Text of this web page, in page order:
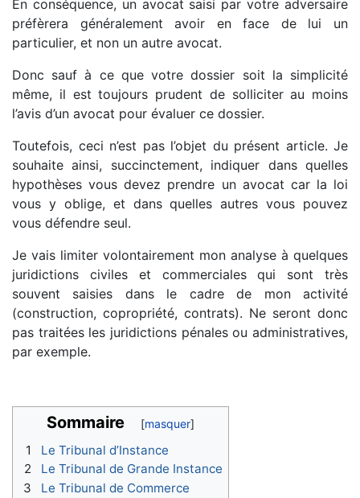
En conséquence, un avocat saisi par votre adversaire
préfèrera généralement avoir en face de lui un
particulier, et non un autre avocat.
Donc sauf à ce que votre dossier soit la simplicité
même, il est toujours prudent de solliciter au moins
l’avis d’un avocat pour évaluer ce dossier.
Toutefois, ceci n’est pas l’objet du présent article. Je
souhaite ainsi, succinctement, indiquer dans quelles
hypothèses vous devez prendre un avocat car la loi
vous y oblige, et dans quelles autres vous pouvez
vous défendre seul.
Je vais limiter volontairement mon analyse à quelques
juridictions civiles et commerciales qui sont très
souvent saisies dans le cadre de mon activité
(construction, copropriété, contrats). Ne seront donc
pas traitées les juridictions pénales ou administratives,
par exemple.
Sommaire
1
Le Tribunal d’Instance
2
Le Tribunal de Grande Instance
3
Le Tribunal de Commerce